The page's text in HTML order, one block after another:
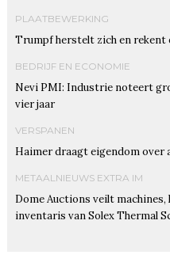
PLAATBEWERKING
Trumpf herstelt zich en rekent
BEDRIJF EN ECONOMIE
Nevi PMI: Industrie noteert
vier jaar
VERSPANEN
Haimer draagt eigendom over
METAALNIEUWS EXTRA IM
Dome Auctions veilt
inventaris van Solex Thermal